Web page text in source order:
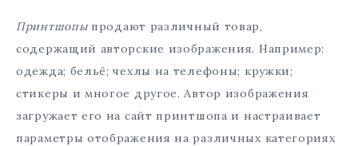
Принтшопыпродают различный товар,
содержащий авторские изображения. Например:
одежда; бельё; чехлы на телефоны; кружки;
стикеры и многое другое. Автор изображения
загружает его на сайт принтшопа и настраивает
параметры отображения на различных категориях